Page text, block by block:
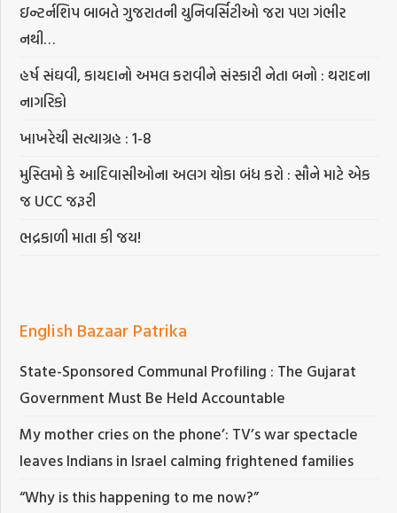
ઇન્ટર્નશિપ બાબતે ગુજરાતની યુનિવર્સિટીઓ જરા પણ ગંભીર
નથી…
હર્ષ સંઘવી, કાયદાનો અમલ કરાવીને સંસ્કારી નેતા બનો : થરાદના
નાગરિકો
ખાખરેચી સત્યાગ્રહ : 1-8
મુસ્લિમો કે આદિવાસીઓના અલગ ચોકા બંધ કરો : સૌને માટે એક
જ UCC જરૂરી
ભદ્રકાળી માતા કી જય!
English Bazaar Patrika
State-Sponsored Communal Profiling : The Gujarat
Government Must Be Held Accountable
My mother cries on the phone’: TV’s war spectacle
leaves Indians in Israel calming frightened families
“Why is this happening to me now?”